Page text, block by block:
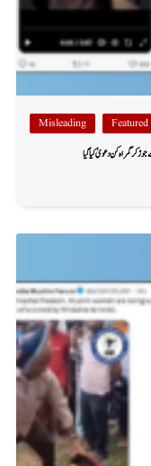
Featured
Misleading
کر گمراہ کن دعویٰ کیا گیا